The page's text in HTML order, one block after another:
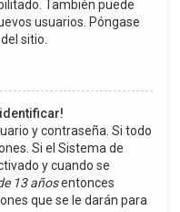
También puede
usuarios. Póngase
sitio.
y contraseña. Si todo
Si el Sistema de
y cuando se
13 añosentonces
que se le darán para